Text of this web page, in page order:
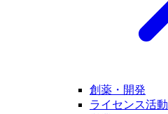
創薬・開発
ライセンス活動